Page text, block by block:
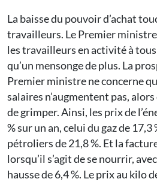
La baisse du pouvoir d’achat
travailleurs. Le Premier
les travailleurs en activité à tous
qu’un mensonge de plus. La
Premier ministre ne concerne
salaires n’augmentent pas,
de grimper. Ainsi, les prix de
% sur un an, celui du gaz de
pétroliers de 21,8 %. Et la
lorsqu’il s’agit de se nourrir,
hausse de 6,4 %. Le prix au kilo